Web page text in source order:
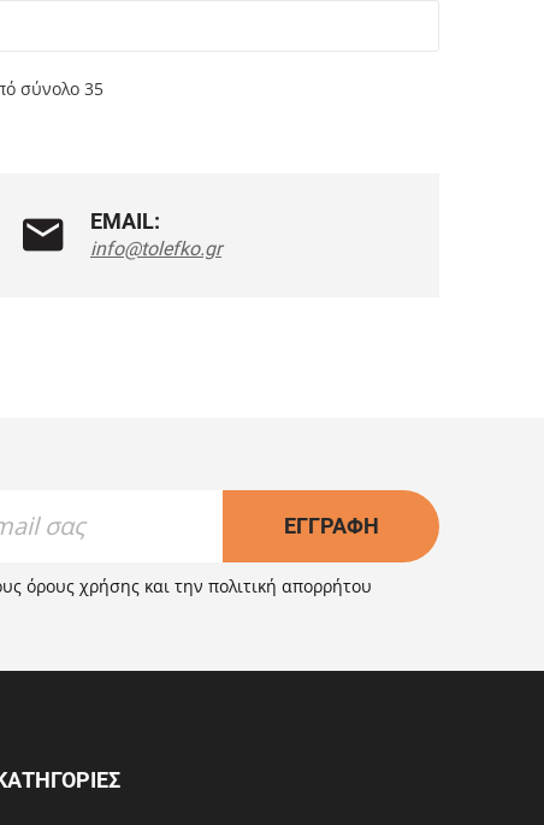
σύνολο 35
EMAIL:
info@tolefko.gr
ΕΓΓΡΑΦΉ
όρους χρήσης και την πολιτική απορρήτου